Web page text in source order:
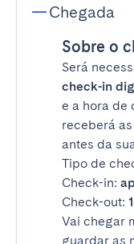
Chegada
Sobre o
Será
check-in
e a hora de
receberá as
antes da
Tipo de
Check-in:
Check-out:
Vai chegar
guardar as